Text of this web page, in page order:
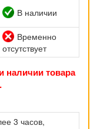
В наличии
Временно
отсутствует
наличии товара
3 часов,